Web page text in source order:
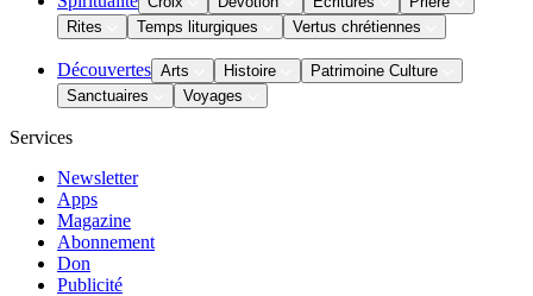
Rites
Temps liturgiques Vertus chrétiennes
Découvertes Arts Histoire
Patrimoine Culture
Sanctuaires
Voyages
Services
Newsletter
Apps
Magazine
Abonnement
Don
Publicité